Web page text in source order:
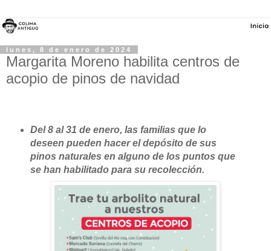
lunes, 8 de enero de 2024
Margarita Moreno habilita centros de
acopio de pinos de navidad
Del 8 al 31 de enero, las familias que lo
deseen pueden hacer el depósito de sus
pinos naturales en alguno de los puntos que
se han habilitado para su recolección.